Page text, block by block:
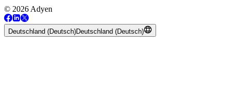
© 2026 Adyen
Deutschland (Deutsch)Deutschland (Deutsch)